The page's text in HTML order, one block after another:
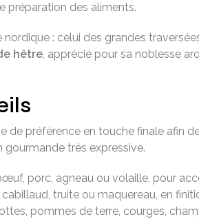
préparation des aliments.
: celui des grandes
hêtre, apprécié pour sa noblesse
de préférence en touche finale afin
très expressive.
porc, agneau ou volaille, pour
cabillaud, truite ou maquereau, en
pommes de terre, courges,